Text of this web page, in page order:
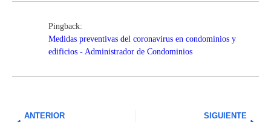
Pingback:
Medidas preventivas del coronavirus en condominios y
edificios - Administrador de Condominios
ANTERIOR SIGUIENTE